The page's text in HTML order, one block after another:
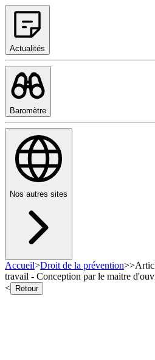
Actualités
Baromètre
Nos autres sites
Accueil>Droit de la prévention>>
travail - Conception par le maitre
<
Retour